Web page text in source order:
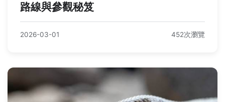
路線與參觀秘笈
2026-03-01 452次瀏覽